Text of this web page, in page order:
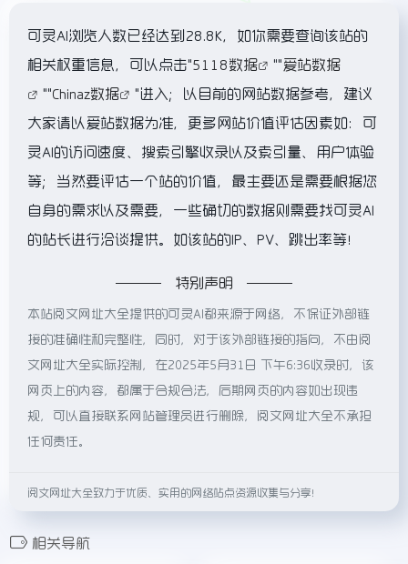
可灵AI浏览人数已经达到28.8K，如你需要查询该站的
相关权重信息，可以点击"5118数据 ""爱站数据
""Chinaz数据
"进入；以目前的网站数据参考，建议
大家请以爱站数据为准，更多网站价值评估因素如：可
灵AI的访问速度、搜索引擎收录以及索引量、用户体验
等；当然要评估一个站的价值，最主要还是需要根据您
自身的需求以及需要，一些确切的数据则需要找可灵AI
的站长进行洽谈提供。如该站的IP、PV、跳出率等！
特别声明
本站阅文网址大全提供的可灵AI都来源于网络，不保证外部链
接的准确性和完整性，同时，对于该外部链接的指向，不由阅
文网址大全实际控制，在2025年5月31日 下午6:36收录时，该
网页上的内容，都属于合规合法，后期网页的内容如出现违
规，可以直接联系网站管理员进行删除，阅文网址大全不承担
任何责任。
阅文网址大全致力于优质、实用的网络站点资源收集与分享！
相关导航